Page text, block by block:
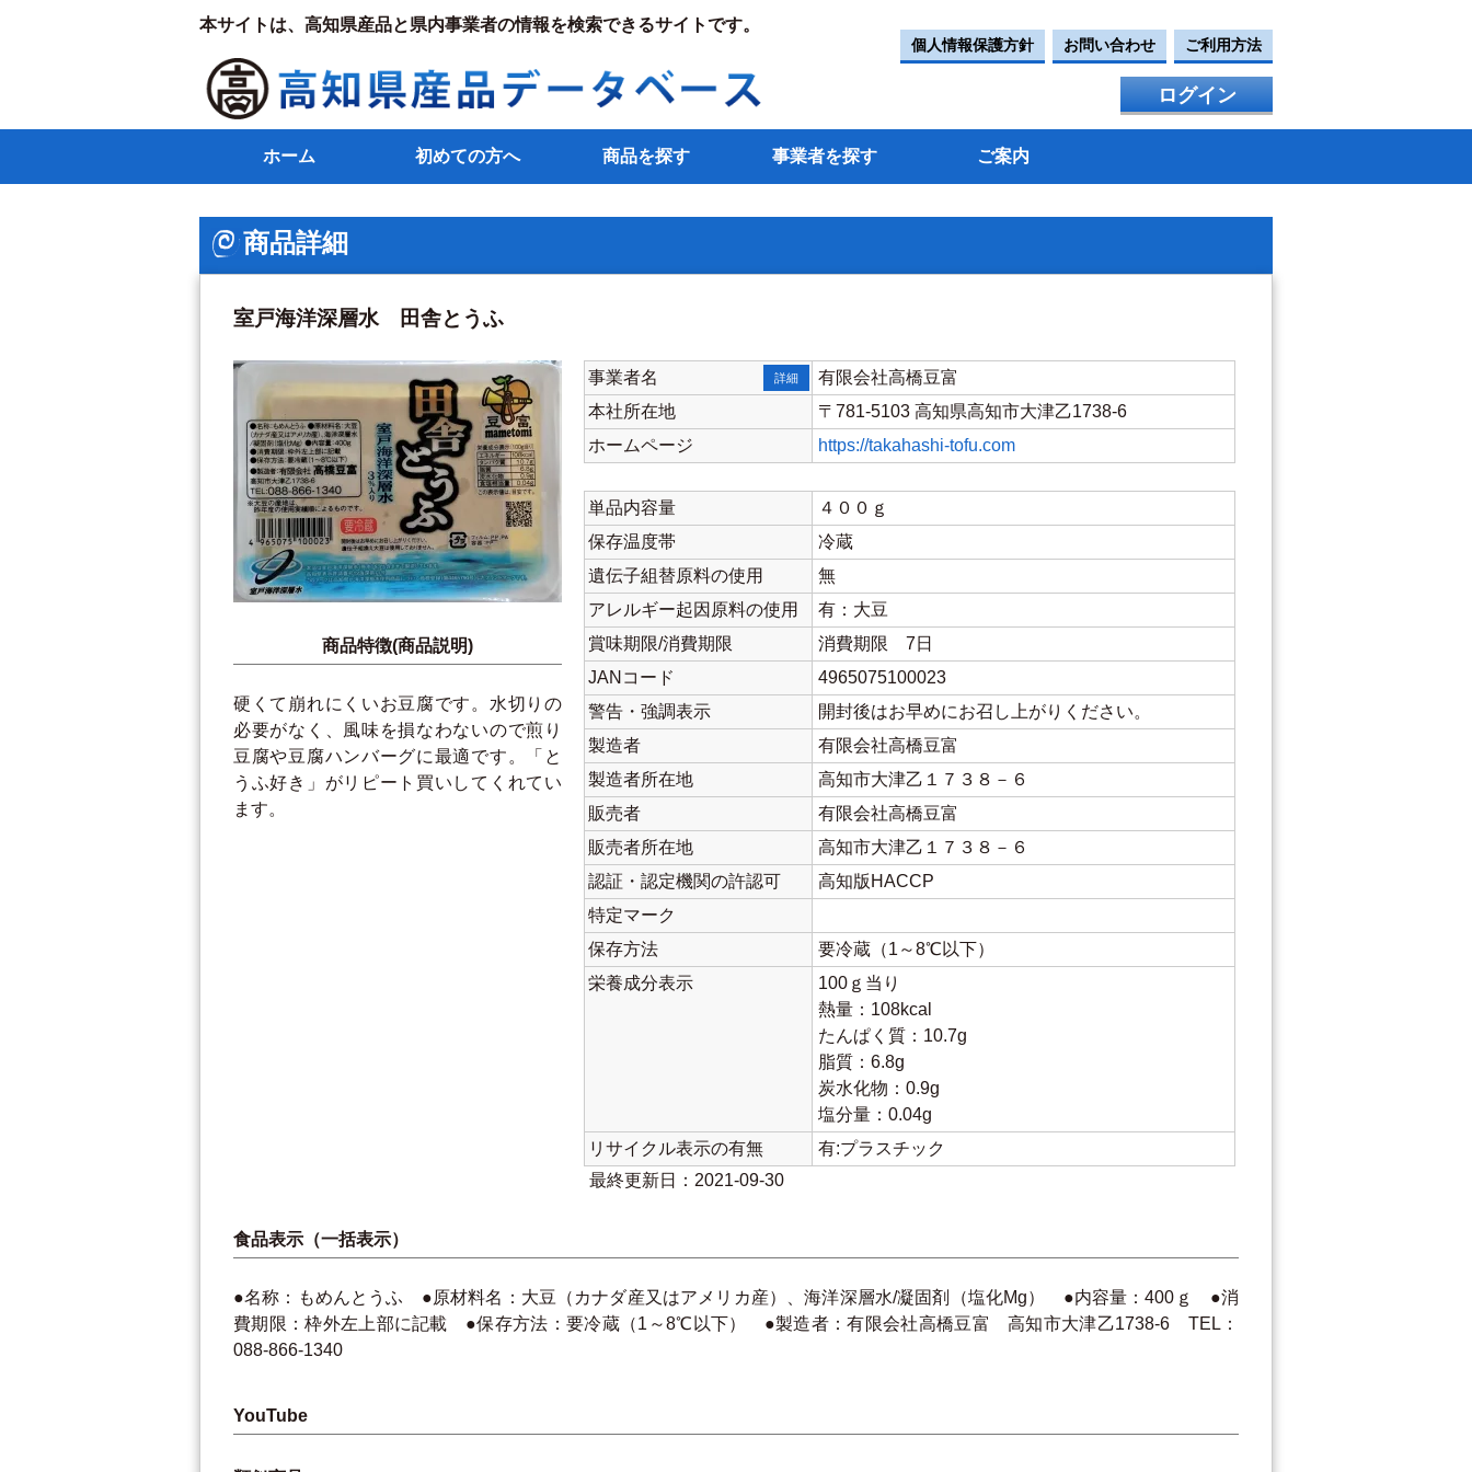
本サイトは、高知県産品と県内事業者の情報を検索できるサイトです。
個人情報保護方針 お問い合わせ ご利用方法
ログイン
ホーム 初めての方へ 商品を探す 事業者を探す ご案内
商品詳細
室戸海洋深層水 田舎とうふ
商品特徴(商品説明)
硬くて崩れにくいお豆腐です。水切りの
必要がなく、風味を損なわないので煎り
豆腐や豆腐ハンバーグに最適です。「と
うふ好き」がリピート買いしてくれてい
ます。
事業者名 詳細
有限会社高橋豆富
本社所在地
〒781-5103 高知県高知市大津乙1738-6
ホームページ
https://takahashi-tofu.com
単品内容量
４００ｇ
保存温度帯
冷蔵
遺伝子組替原料の使用
無
アレルギー起因原料の使用
有：大豆
賞味期限/消費期限
消費期限 7日
JANコード
4965075100023
警告・強調表示
開封後はお早めにお召し上がりください。
製造者
有限会社高橋豆富
製造者所在地
高知市大津乙１７３８－６
販売者
有限会社高橋豆富
販売者所在地
高知市大津乙１７３８－６
認証・認定機関の許認可
高知版HACCP
特定マーク
保存方法
要冷蔵（1～8℃以下）
栄養成分表示
100ｇ当り
熱量：108kcal
たんぱく質：10.7g
脂質：6.8g
炭水化物：0.9g
塩分量：0.04g
リサイクル表示の有無
有:プラスチック
最終更新日：2021-09-30
食品表示（一括表示）
●名称：もめんとうふ ●原材料名：大豆（カナダ産又はアメリカ産）、海洋深層水/凝固剤（塩化Mg） ●内容量：400ｇ ●消
費期限：枠外左上部に記載 ●保存方法：要冷蔵（1～8℃以下） ●製造者：有限会社高橋豆富 高知市大津乙1738-6 TEL：
088-866-1340
YouTube